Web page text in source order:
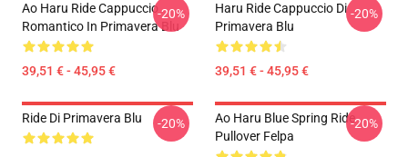
Ao Haru Ride Cappuccio
Romantico In Primavera Blu
39,51 € - 45,95 €
-20%
Haru Ride Cappuccio Di
Primavera Blu
39,51 € - 45,95 €
-20%
Ride Di Primavera Blu -20%
Ao Haru Blue Spring Ride
Pullover Felpa
-20%